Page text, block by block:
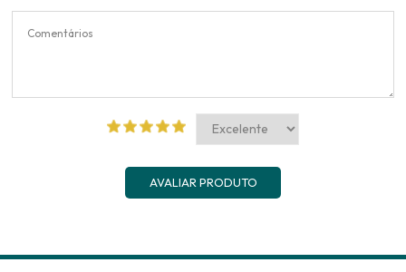
AVALIAR PRODUTO